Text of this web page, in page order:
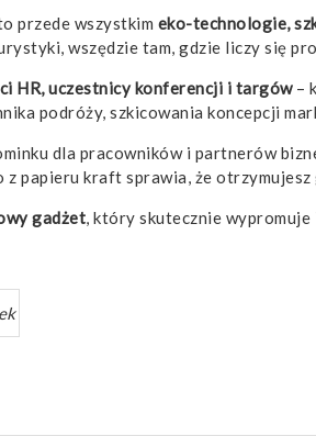
przede wszystkim eko-technologie,
wszędzie tam, gdzie liczy się
HR, uczestnicy konferencji i targów–
podróży, szkicowania koncepcji
dla pracowników i partnerów
z papieru kraft sprawia, że
gadżet, który skutecznie